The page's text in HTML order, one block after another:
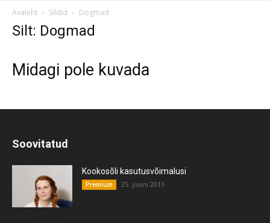
Avaleht Sildid Dogmad
Silt: Dogmad
Midagi pole kuvada
Soovitatud
Kookosõli kasutusvõimalusi
Premium 25. juuni 2013